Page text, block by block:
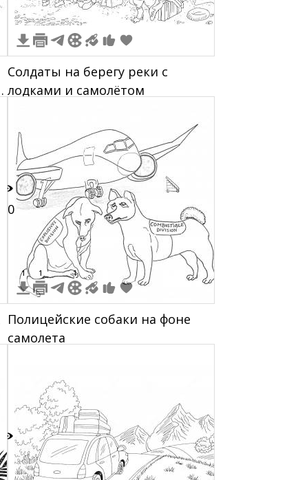
Солдаты на берегу реки с
лодками и самолётом
20
1 1 1
Полицейские собаки на фоне
самолета
3